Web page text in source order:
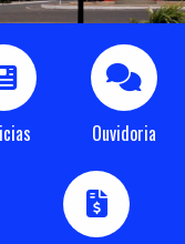
Ouvidoria